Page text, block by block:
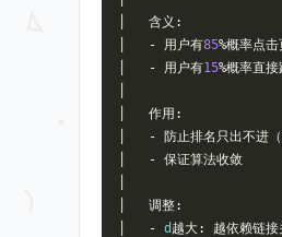
含义:
- 用户有85%概率点
- 用户有15%概率直
作用:
- 防止排名只出不进
- 保证算法收敛
调整:
- d 越大: 越依赖链接